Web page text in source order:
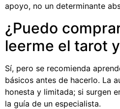
apoyo, no un determinante
¿Puedo
leerme el tarot
Sí, pero se recomienda
básicos antes de hacerlo. La
honesta y limitada; si surgen
la guía de un especialista.